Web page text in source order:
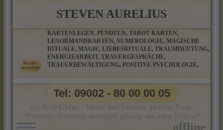
STEVEN AURELIUS
KARTENLEGEN, PENDELN, TAROT KARTEN,
LENORMANDKARTEN, NUMEROLOGIE, MAGISCHE
RITUALE, MAGIE, LIEBESRITUALE, TRAUMDEUTUNG,
ENERGIEARBEIT, TRAUERGESPRÄCHE,
TRAUERBEWÄLTIGUNG, POSITIVE PSYCHOLOGIE,
Tel: 09002 - 80 00 00 05